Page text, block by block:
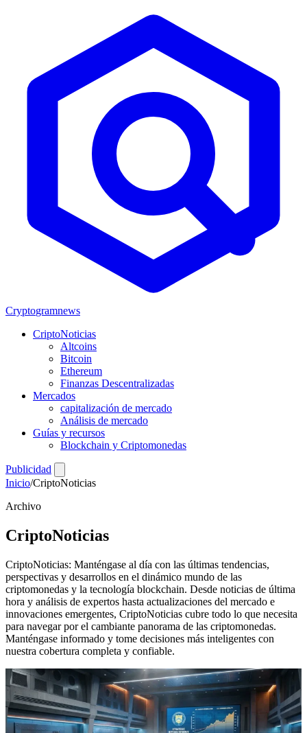
Cryptogramnews
CriptoNoticias
Altcoins
Bitcoin
Ethereum
Finanzas Descentralizadas
Mercados
capitalización de mercado
Análisis de mercado
Guías y recursos
Blockchain y Criptomonedas
Publicidad
Inicio/CriptoNoticias
Archivo
CriptoNoticias
CriptoNoticias: Manténgase al día con las últimas tendencias,
perspectivas y desarrollos en el dinámico mundo de las
criptomonedas y la tecnología blockchain. Desde noticias de última
hora y análisis de expertos hasta actualizaciones del mercado e
innovaciones emergentes, CriptoNoticias cubre todo lo que necesita
para navegar por el cambiante panorama de las criptomonedas.
Manténgase informado y tome decisiones más inteligentes con
nuestra cobertura completa y confiable.